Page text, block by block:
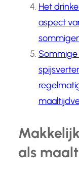
Het
aspect
als